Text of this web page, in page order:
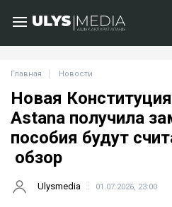
Главная Новости
Новая
Astana получила
пособия будут
обзор
Ulysmedia 01.07.2026, 23:00